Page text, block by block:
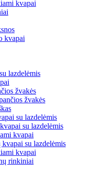
kvapai
kvapai
lazdelėmis
žvakės
žvakės
su lazdelėmis
su lazdelėmis
kvapai
kvapai su lazdelėmis
kvapai
rinkiniai